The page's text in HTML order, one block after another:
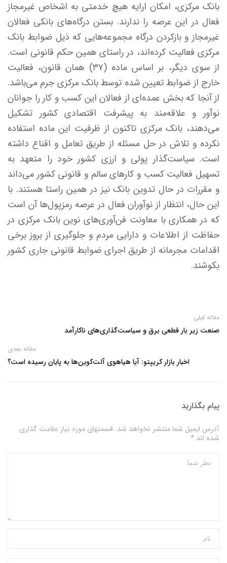
بانک مرکزی، امکان ارایه هیچ خدمتی به اشخاص غیرمجاز
فعال در این عرصه را ندارند. بستن درگاه‌های بانکی فعالان
غیرمجاز و بازکردن درگاه مجموعه‌هایی که ذیل ضوابط بانک
مرکزی فعالیت کرده‌اند، در راستای همین حکم قانونی است.
از سوی دیگر، بر اساس ماده (۳۷) همان قانون، فعالیت
خارج از ضوابط تعیین شده توسط بانک مرکزی جرم می‌باشد.
از آنجا که بخش عمده‌ای از فعالان این کسب و کار را جوانان
نوآور و علاقه‌مند به پیشرفت اقتصادی کشور تشکیل
می‌دهند، بانک مرکزی تاکنون از ظرفیت این ماده استفاده
نکرده و تلاش در حل مسئله از طریق تعامل و اقناع داشته
است. سیاست‌گذار پولی و ارزی کشور خود را متعهد به
تسهیل فعالیت کسب و کار‌های سالم و قانونی کشور می‌داند
و مقررات در حال تدوین بانک نیز در همین راستا هستند. با
این حال، انتظار از نوآوران فعال در عرصه رمزپول‌ها آن است
که در همکاری با معاونت فن‌آوری‌های نوین بانک مرکزی در
حفاظت از اطلاعات و دارایی مردم و جلوگیری از بروز برخی
اقدامات مجرمانه از طریق اجرای ضوابط قانونی جاری کشور
بکوشند.
مقاله قبلی
صنعت زیر بار قطعی برق و سیاست‌گذاری‌های ناکارآمد
مقاله بعدی
اخبار بازار کریپتو: آیا هیاهوی آلت‌کوین‌ها به پایان رسیده است؟
پیام بگذارید
آدرس ایمیل شما منتشر نخواهد شد. قسمتهای مورد نیاز علامت گذاری
شده اند *